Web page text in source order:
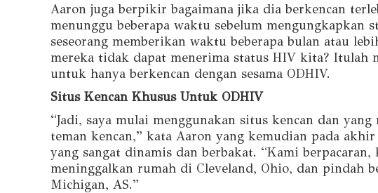
Aaron juga berpikir bagaimana jika dia berkencan
menunggu beberapa waktu sebelum mengungkapkan
seseorang memberikan waktu beberapa bulan atau
mereka tidak dapat menerima status HIV kita? Itulah
untuk hanya berkencan dengan sesama ODHIV.
Situs Kencan Khusus Untuk ODHIV
“Jadi, saya mulai menggunakan situs kencan dan
teman kencan,” kata Aaron yang kemudian pada
yang sangat dinamis dan berbakat. “Kami berpacaran,
meninggalkan rumah di Cleveland, Ohio, dan pindah
Michigan, AS.”